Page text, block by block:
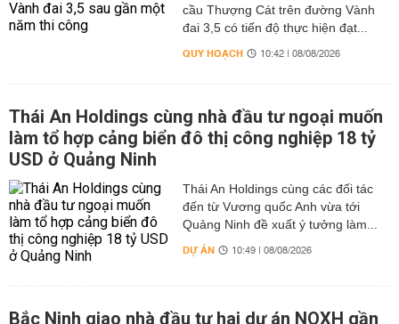
cầu Thượng Cát trên đường Vành
đai 3,5 có tiến độ thực hiện đạt...
QUY HOẠCH 10:42 | 08/08/2026
Thái An Holdings cùng nhà đầu tư ngoại muốn
làm tổ hợp cảng biển đô thị công nghiệp 18 tỷ
USD ở Quảng Ninh
Thái An Holdings cùng các đối tác
đến từ Vương quốc Anh vừa tới
Quảng Ninh đề xuất ý tưởng làm...
DỰ ÁN 10:49 | 08/08/2026
Bắc Ninh giao nhà đầu tư hai dự án NOXH gần